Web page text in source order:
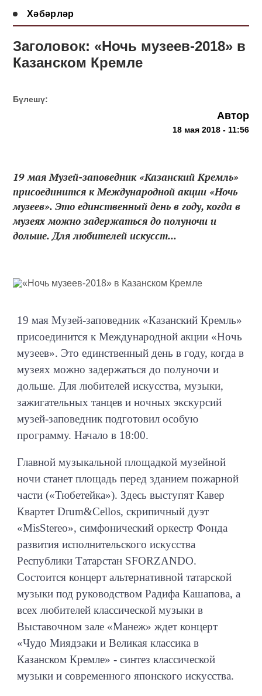
Хәбәрләр
Заголовок: «Ночь музеев-2018» в
Казанском Кремле
Бүлешү:
Автор
18 мая 2018 - 11:56
19 мая Музей-заповедник «Казанский Кремль»
присоединится к Международной акции «Ночь
музеев». Это единственный день в году, когда в
музеях можно задержаться до полуночи и
дольше. Для любителей искусст...
19 мая Музей-заповедник «Казанский Кремль»
присоединится к Международной акции «Ночь
музеев». Это единственный день в году, когда в
музеях можно задержаться до полуночи и
дольше. Для любителей искусства, музыки,
зажигательных танцев и ночных экскурсий
музей-заповедник подготовил особую
программу. Начало в 18:00.
Главной музыкальной площадкой музейной
ночи станет площадь перед зданием пожарной
части («Тюбетейка»). Здесь выступят Кавер
Квартет Drum&Cellos, скрипичный дуэт
«MisStereo», симфонический оркестр Фонда
развития исполнительского искусства
Республики Татарстан SFORZANDO.
Состоится концерт альтернативной татарской
музыки под руководством Радифа Кашапова, а
всех любителей классической музыки в
Выставочном зале «Манеж» ждет концерт
«Чудо Миядзаки и Великая классика в
Казанском Кремле» - синтез классической
музыки и современного японского искусства.